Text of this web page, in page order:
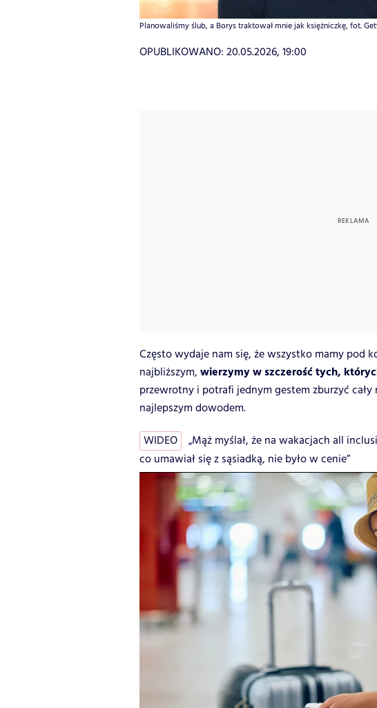
Planowaliśmy ślub, a Borys traktował mnie jak księżniczkę, fot.
OPUBLIKOWANO: 20.05.2026, 19:00
Często wydaje nam się, że wszystko mamy pod
najbliższym, wierzymy w szczerość tych,
przewrotny i potrafi jednym gestem zburzyć
najlepszym dowodem.
WIDEO
„Mąż myślał, że na wakacjach all
co umawiał się z sąsiadką, nie było w cenie”